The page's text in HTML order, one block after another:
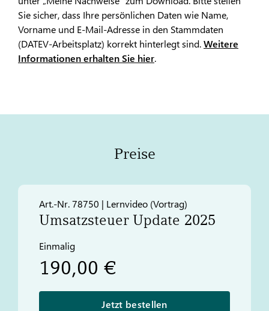
Sie sicher, dass Ihre persönlichen Daten wie Name,
Vorname und E-Mail-Adresse in den Stammdaten
(DATEV-Arbeitsplatz) korrekt hinterlegt sind.Weitere
Informationen erhalten Sie hier.
Preise
Art.-Nr. 78750 | Lernvideo (Vortrag)
Umsatzsteuer Update 2025
Einmalig
190,00 €
Jetzt bestellen